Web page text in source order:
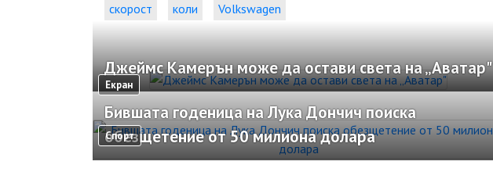
скорост
коли Volkswagen
Екран
Джеймс Камерън може да остави света на „Аватар"
Спорт
Бившата годеница на Лука Дончич поиска
обезщетение от 50 милиона долара